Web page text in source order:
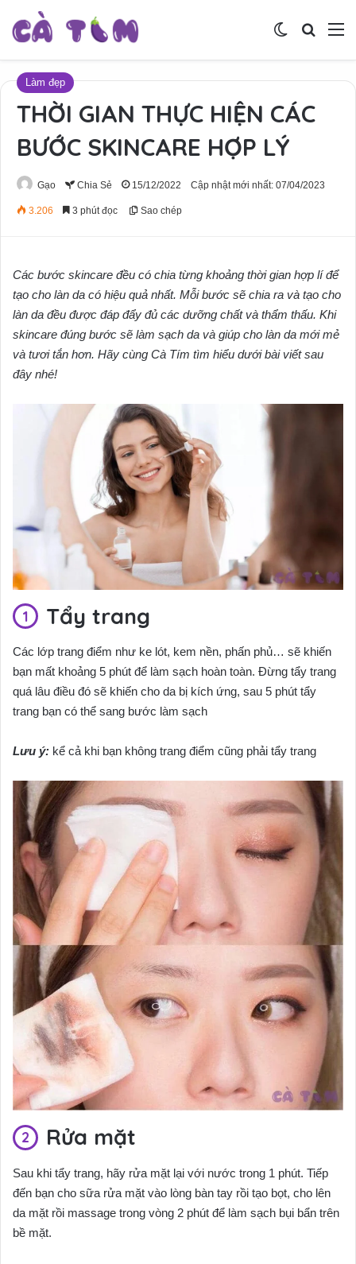
Tìm
Switch skin
Làm đẹp
THỜI GIAN THỰC HIỆN CÁC
BƯỚC SKINCARE HỢP LÝ
Gạo Chia Sẻ 15/12/2022 Cập nhật mới nhất: 07/04/2023
3.206 3 phút đọc Sao chép
Các bước skincare đều có chia từng khoảng thời gian hợp lí để
tạo cho làn da có hiệu quả nhất. Mỗi bước sẽ chia ra và tạo cho
làn da đều được đáp đẩy đủ các dưỡng chất và thẩm thấu. Khi
skincare đúng bước sẽ làm sạch da và giúp cho làn da mới mẻ
và tươi tắn hơn. Hãy cùng Cà Tím tìm hiểu dưới bài viết sau
đây nhé!
Tẩy trang
Các lớp trang điểm như ke lót, kem nền, phấn phủ… sẽ khiến
bạn mất khoảng 5 phút để làm sạch hoàn toàn. Đừng tẩy trang
quá lâu điều đó sẽ khiến cho da bị kích ứng, sau 5 phút tẩy
trang bạn có thể sang bước làm sạch
Lưu ý: kể cả khi bạn không trang điểm cũng phải tẩy trang
Rửa mặt
Sau khi tẩy trang, hãy rửa mặt lại với nước trong 1 phút. Tiếp
đến bạn cho sữa rửa mặt vào lòng bàn tay rồi tạo bọt, cho lên
da mặt rồi massage trong vòng 2 phút để làm sạch bụi bẩn trên
bề mặt.